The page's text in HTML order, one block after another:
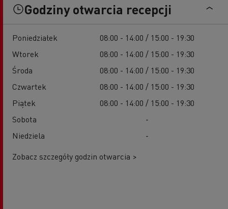
Godziny otwarcia recepcji
Poniedziałek
08:00 - 14:00 / 15:00 - 19:30
Wtorek
08:00 - 14:00 / 15:00 - 19:30
Środa
08:00 - 14:00 / 15:00 - 19:30
Czwartek
08:00 - 14:00 / 15:00 - 19:30
Piątek
08:00 - 14:00 / 15:00 - 19:30
Sobota
-
Niedziela
-
Zobacz szczegóły godzin otwarcia >